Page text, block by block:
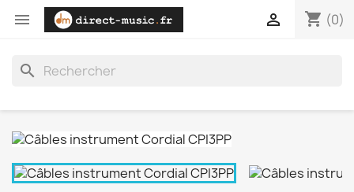
 shopping_cart (0)

search